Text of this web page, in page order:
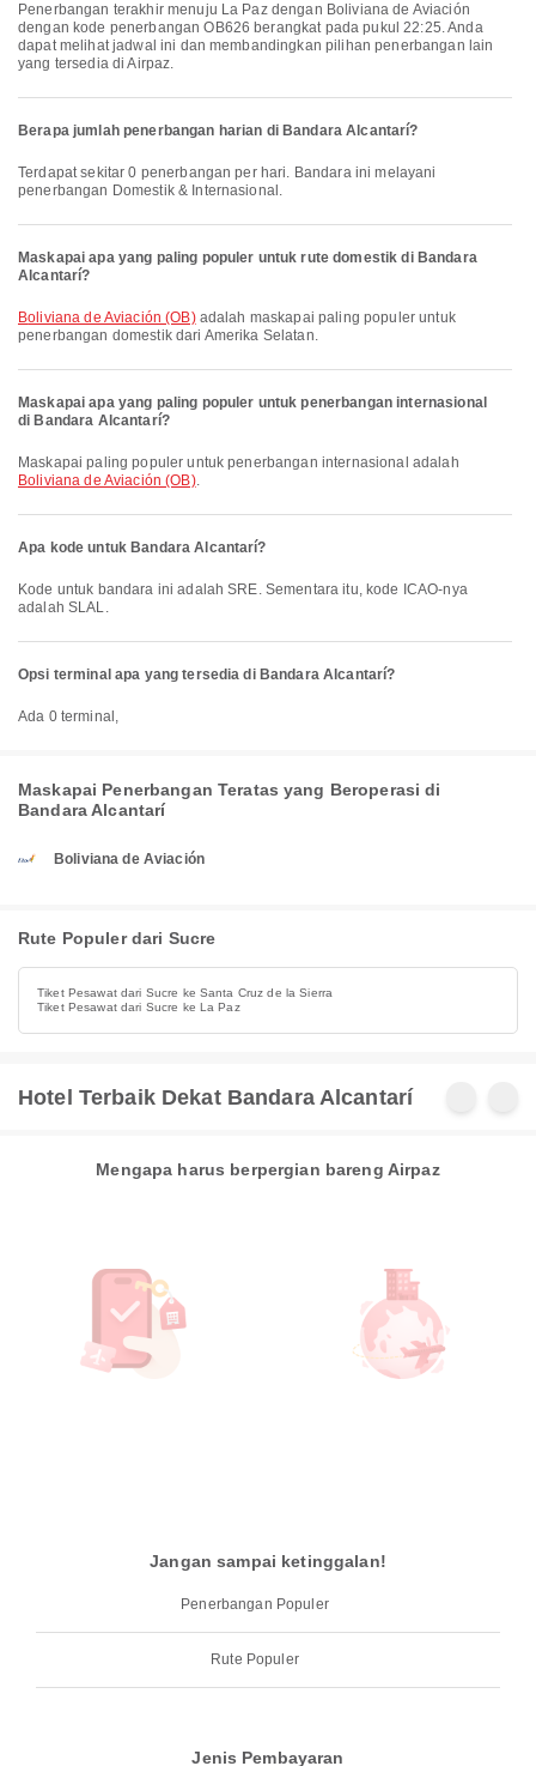
Penerbangan terakhir menuju La Paz dengan Boliviana de Aviación
dengan kode penerbangan OB626 berangkat pada pukul 22:25. Anda
dapat melihat jadwal ini dan membandingkan pilihan penerbangan lain
yang tersedia di Airpaz.
Berapa jumlah penerbangan harian di Bandara Alcantarí?
Terdapat sekitar 0 penerbangan per hari. Bandara ini melayani
penerbangan Domestik & Internasional.
Maskapai apa yang paling populer untuk rute domestik di Bandara
Alcantarí?
Boliviana de Aviación (OB)adalah maskapai paling populer untuk
penerbangan domestik dari Amerika Selatan.
Maskapai apa yang paling populer untuk penerbangan internasional
di Bandara Alcantarí?
Maskapai paling populer untuk penerbangan internasional adalah
Boliviana de Aviación (OB).
Apa kode untuk Bandara Alcantarí?
Kode untuk bandara ini adalah SRE. Sementara itu, kode ICAO-nya
adalah SLAL.
Opsi terminal apa yang tersedia di Bandara Alcantarí?
Ada 0 terminal,
Maskapai Penerbangan Teratas yang Beroperasi di
Bandara Alcantarí
Boliviana de Aviación
Rute Populer dari Sucre
Tiket Pesawat dari Sucre ke Santa Cruz de la Sierra
Tiket Pesawat dari Sucre ke La Paz
Hotel Terbaik Dekat Bandara Alcantarí
Mengapa harus berpergian bareng Airpaz
Jangan sampai ketinggalan!
Penerbangan Populer
Rute Populer
Jenis Pembayaran